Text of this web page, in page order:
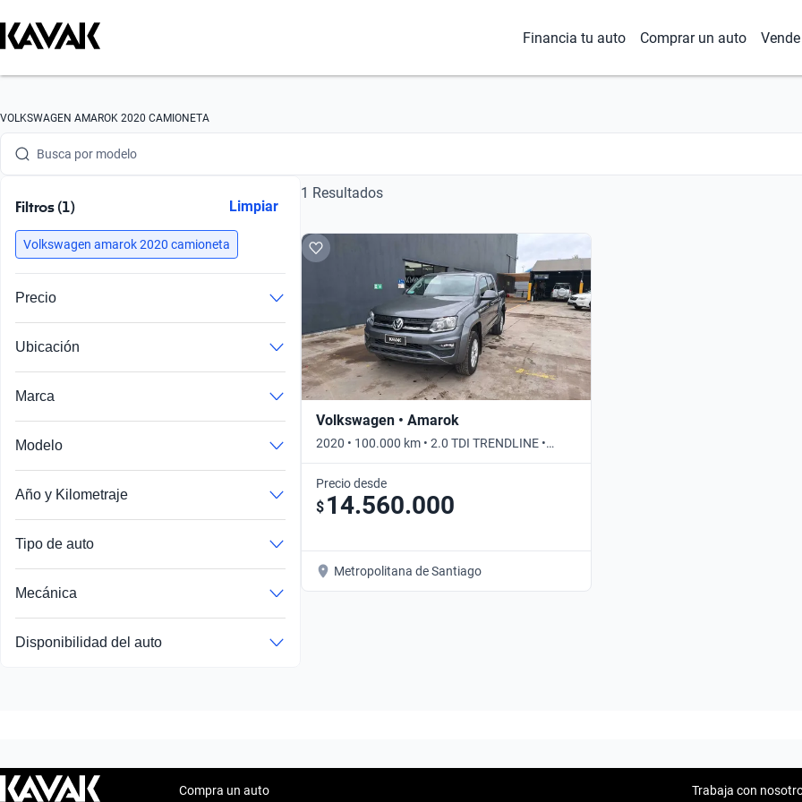
Financia tu auto Comprar un auto
VOLKSWAGEN AMAROK 2020 CAMIONETA
Busca por marca
Busca por modelo
Busca por año
Busca por marca
Busca por versión
Busca por año
Filtros (1) Limpiar
Volkswagen amarok 2020 camioneta
Precio
Ubicación
Marca
Modelo
Año y Kilometraje
Tipo de auto
Mecánica
Disponibilidad del auto
1 Resultados
Volkswagen • Amarok
2020 • 100.000 km • 2.0 TDI TRENDLINE •
Manual
Precio desde
$ 14.560.000
Metropolitana de Santiago
Compra un auto Trabaja con